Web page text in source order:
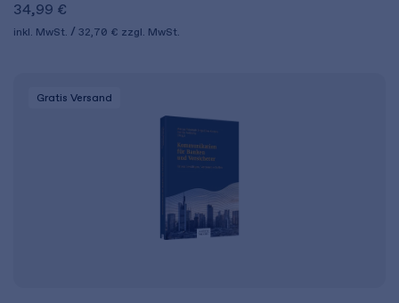
34,99 €
inkl. MwSt. 32,70 € zzgl. MwSt.
Gratis Versand